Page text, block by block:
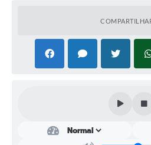
Serviços para a empresa
Serviços para o Servidor
Plano Municipal de Enfrentamento
Decorrência de COVID-19 Educação